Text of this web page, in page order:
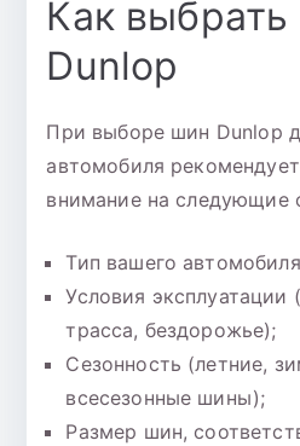
Как
Dunlop
При выборе шин Dunlop
автомобиля
внимание на следующие
Тип вашего
Условия эксплуатации
трасса, бездорожье);
Сезонность (летние,
всесезонные шины);
Размер шин,